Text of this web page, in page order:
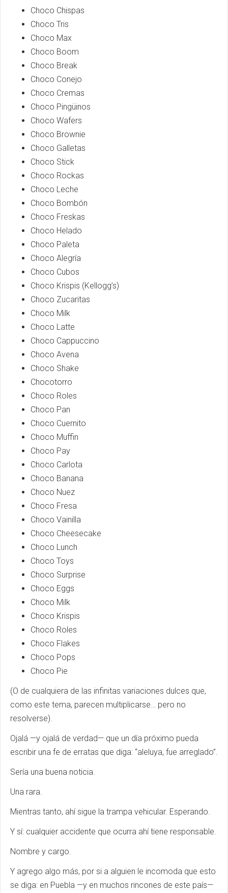
Choco Chispas
Choco Tris
Choco Max
Choco Boom
Choco Break
Choco Conejo
Choco Cremas
Choco Pingüinos
Choco Wafers
Choco Brownie
Choco Galletas
Choco Stick
Choco Rockas
Choco Leche
Choco Bombón
Choco Freskas
Choco Helado
Choco Paleta
Choco Alegría
Choco Cubos
Choco Krispis (Kellogg’s)
Choco Zucaritas
Choco Milk
Choco Latte
Choco Cappuccino
Choco Avena
Choco Shake
Chocotorro
Choco Roles
Choco Pan
Choco Cuernito
Choco Muffin
Choco Pay
Choco Carlota
Choco Banana
Choco Nuez
Choco Fresa
Choco Vainilla
Choco Cheesecake
Choco Lunch
Choco Toys
Choco Surprise
Choco Eggs
Choco Milk
Choco Krispis
Choco Roles
Choco Flakes
Choco Pops
Choco Pie
(O de cualquiera de las infinitas variaciones dulces que,
como este tema, parecen multiplicarse… pero no
resolverse).
Ojalá —y ojalá de verdad— que un día próximo pueda
escribir una fe de erratas que diga: “aleluya, fue arreglado”.
Sería una buena noticia.
Una rara.
Mientras tanto, ahí sigue la trampa vehicular. Esperando.
Y sí: cualquier accidente que ocurra ahí tiene responsable.
Nombre y cargo.
Y agrego algo más, por si a alguien le incomoda que esto
se diga: en Puebla —y en muchos rincones de este país—